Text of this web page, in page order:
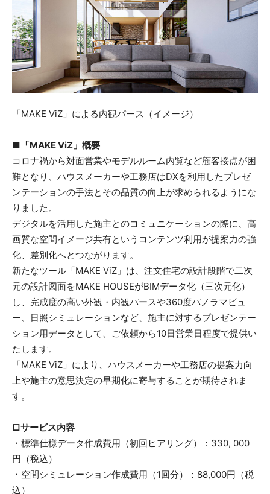
「MAKE ViZ」による内観パース（イメージ）
■「MAKE ViZ」概要
コロナ禍から対面営業やモデルルーム内覧など顧客接点が困
難となり、ハウスメーカーや工務店はDXを利用したプレゼ
ンテーションの手法とその品質の向上が求められるようにな
りました。
デジタルを活用した施主とのコミュニケーションの際に、高
画質な空間イメージ共有というコンテンツ利用が提案力の強
化、差別化へとつながります。
新たなツール「MAKE ViZ」は、注文住宅の設計段階で二次
元の設計図面をMAKE HOUSEがBIMデータ化（三次元化）
し、完成度の高い外観・内観パースや360度パノラマビュ
ー、日照シミュレーションなど、施主に対するプレゼンテー
ション用データとして、ご依頼から10日営業日程度で提供い
たします。
「MAKE ViZ」により、ハウスメーカーや工務店の提案力向
上や施主の意思決定の早期化に寄与することが期待されま
す。
□サービス内容
・標準仕様データ作成費用（初回ヒアリング）：330, 000
円（税込）
・空間シミュレーション作成費用（1回分）：88,000円（税
込）